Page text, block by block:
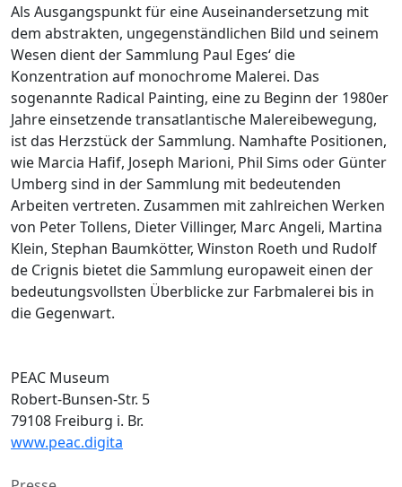
Als Ausgangspunkt für eine Auseinandersetzung mit
dem abstrakten, ungegenständlichen Bild und seinem
Wesen dient der Sammlung Paul Eges‘ die
Konzentration auf monochrome Malerei. Das
sogenannte Radical Painting, eine zu Beginn der 1980er
Jahre einsetzende transatlantische Malereibewegung,
ist das Herzstück der Sammlung. Namhafte Positionen,
wie Marcia Hafif, Joseph Marioni, Phil Sims oder Günter
Umberg sind in der Sammlung mit bedeutenden
Arbeiten vertreten. Zusammen mit zahlreichen Werken
von Peter Tollens, Dieter Villinger, Marc Angeli, Martina
Klein, Stephan Baumkötter, Winston Roeth und Rudolf
de Crignis bietet die Sammlung europaweit einen der
bedeutungsvollsten Überblicke zur Farbmalerei bis in
die Gegenwart.
PEAC Museum
Robert-Bunsen-Str. 5
79108 Freiburg i. Br.
www.peac.digita